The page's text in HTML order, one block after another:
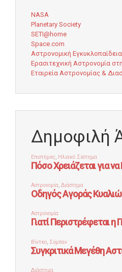
NASA
Planetary Society
SETI@home
Space.com
Αστρονομική Εγκυκλοπαίδεια
Ερασιτεχνική Αστρονομία
Εταιρεία Αστρονομίας &
Δημοφιλή